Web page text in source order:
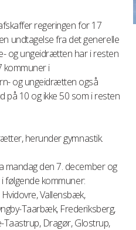
regeringen for 17
undtagelse fra det generelle
og ungeidrætten har i resten
kommuner i
og ungeidrætten også
på 10 og ikke 50 som i resten
herunder gymnastik.
den 7. december og
følgende kommuner:
Vallensbæk,
Taarbæk, Frederiksberg,
Taastrup, Dragør, Glostrup,